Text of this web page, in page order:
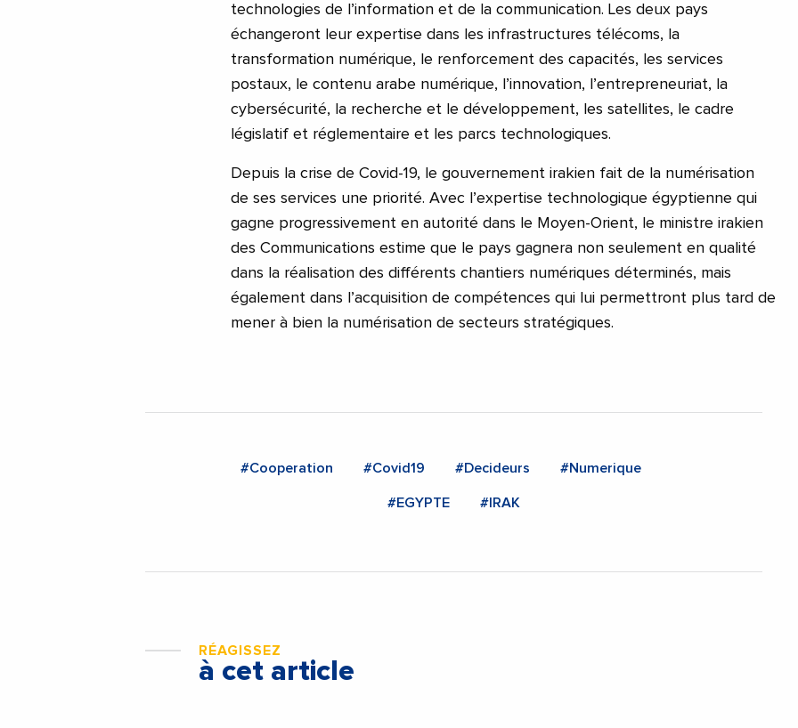
technologies de l’information et de la communication. Les deux pays
échangeront leur expertise dans les infrastructures télécoms, la
transformation numérique, le renforcement des capacités, les services
postaux, le contenu arabe numérique, l’innovation, l’entrepreneuriat, la
cybersécurité, la recherche et le développement, les satellites, le cadre
législatif et réglementaire et les parcs technologiques.
Depuis la crise de Covid-19, le gouvernement irakien fait de la numérisation
de ses services une priorité. Avec l’expertise technologique égyptienne qui
gagne progressivement en autorité dans le Moyen-Orient, le ministre irakien
des Communications estime que le pays gagnera non seulement en qualité
dans la réalisation des différents chantiers numériques déterminés, mais
également dans l’acquisition de compétences qui lui permettront plus tard de
mener à bien la numérisation de secteurs stratégiques.
#Cooperation #Covid19 #Decideurs #Numerique
#EGYPTE #IRAK
RÉAGISSEZ
à cet article